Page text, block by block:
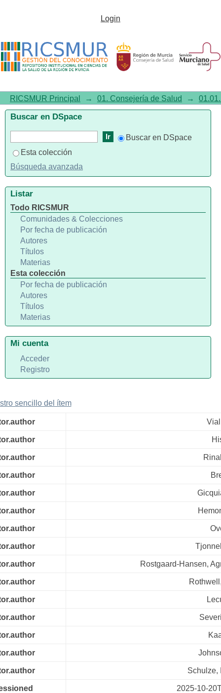
A New Pipeline for the
Metabolomics Data
Login
RICSMUR Principal → 01. Consejería de Salud →
sencillo del ítem
Rostgaard-Hansen,
Schulze,
2025-10-
Buscar en DSpace
Buscar en DSpace
Esta colección
Búsqueda avanzada
Listar
Todo RICSMUR
Comunidades & Colecciones
Por fecha de publicación
Autores
Títulos
Materias
Esta colección
Por fecha de publicación
Autores
Títulos
Materias
Mi cuenta
Acceder
Registro